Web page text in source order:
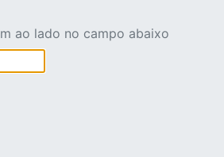
ao lado no campo abaixo